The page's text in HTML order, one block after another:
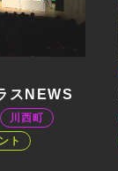
スNEWS
川西町
ト